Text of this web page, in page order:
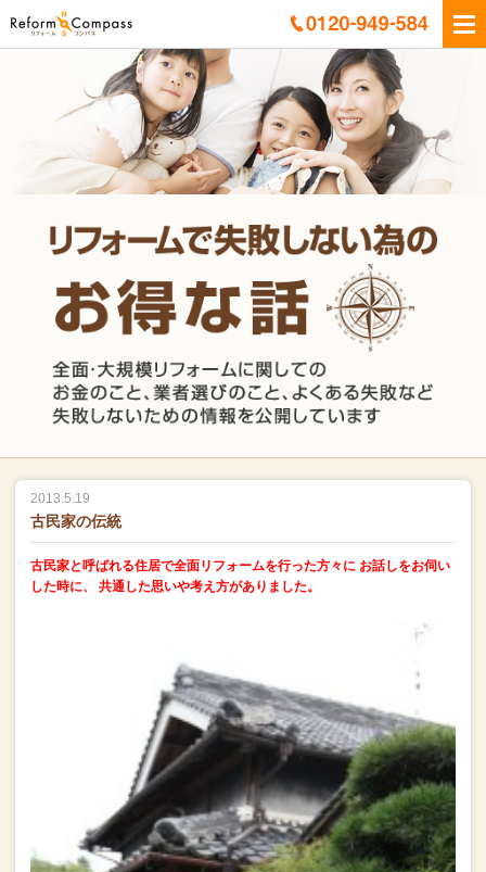
2013.5.19
古民家の伝統
古民家と呼ばれる住居で全面リフォームを行った方々に お話しをお伺い
した時に、
共通した思いや考え方がありました。